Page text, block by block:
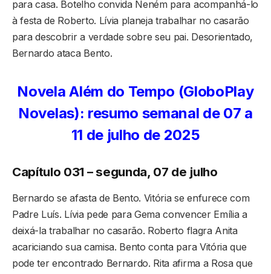
para casa. Botelho convida Neném para acompanhá-lo
à festa de Roberto. Lívia planeja trabalhar no casarão
para descobrir a verdade sobre seu pai. Desorientado,
Bernardo ataca Bento.
Novela Além do Tempo (GloboPlay
Novelas): resumo semanal de 07 a
11 de julho de 2025
Capítulo 031 – segunda, 07 de julho
Bernardo se afasta de Bento. Vitória se enfurece com
Padre Luís. Lívia pede para Gema convencer Emília a
deixá-la trabalhar no casarão. Roberto flagra Anita
acariciando sua camisa. Bento conta para Vitória que
pode ter encontrado Bernardo. Rita afirma a Rosa que